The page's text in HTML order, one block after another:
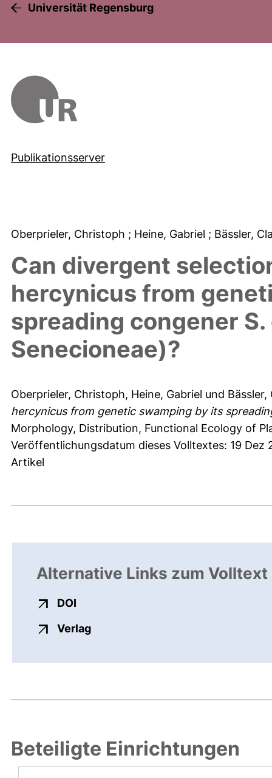
Universität Regensburg
Publikationsserver
Oberprieler, Christoph ; Heine, Gabriel ; Bässler,
Can divergent
hercynicus from
spreading congener
Senecioneae)?
Oberprieler, Christoph, Heine, Gabriel und Bässler,
hercynicus from genetic swamping by its
Morphology, Distribution, Functional Ecology of
Veröffentlichungsdatum dieses Volltextes: 19 Dez
Artikel
Alternative Links zum Volltext
DOI
Verlagexterner Link, öffnet neues
Beteiligte Einrichtungen